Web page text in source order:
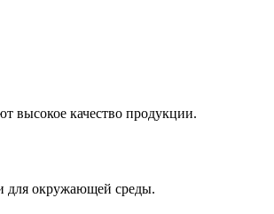
высокое качество продукции.
для окружающей среды.